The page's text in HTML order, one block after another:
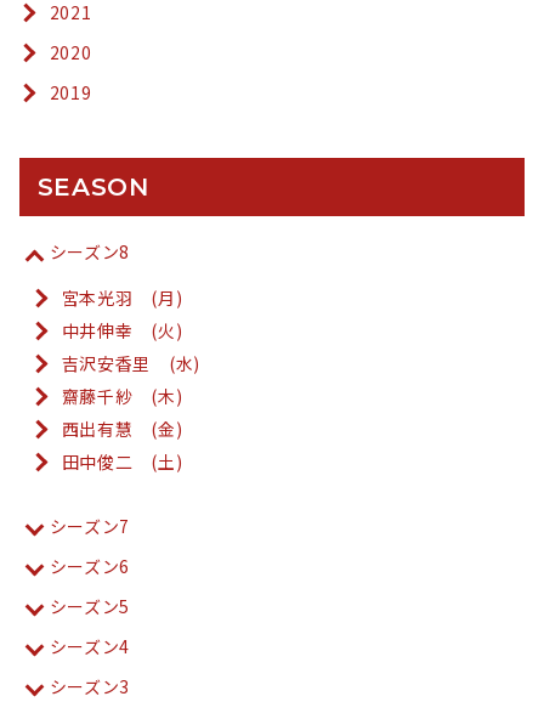
2021
2020
2019
SEASON
シーズン8
宮本光羽 (月)
中井伸幸 (火)
吉沢安香里 (水)
齋藤千紗 (木)
西出有慧 (金)
田中俊二 (土)
シーズン7
シーズン6
シーズン5
シーズン4
シーズン3